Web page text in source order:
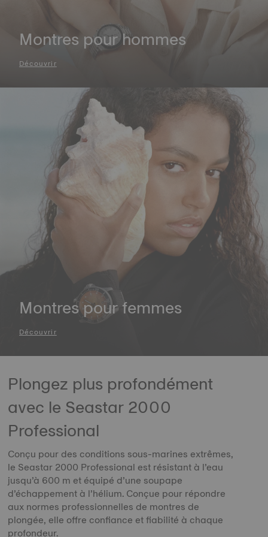
Montres pour hommes
Découvrir
Montres pour femmes
Découvrir
Plongez plus profondément
avec le Seastar 2000
Professional
Conçu pour des conditions sous-marines extrêmes,
le Seastar 2000 Professional est résistant à l’eau
jusqu’à 600 m et équipé d’une soupape
d’échappement à l’hélium. Conçue pour répondre
aux normes professionnelles de montres de
plongée, elle offre confiance et fiabilité à chaque
profondeur.